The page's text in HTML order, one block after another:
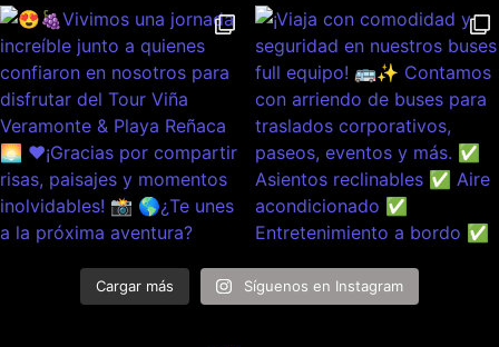
Cargar más Síguenos en Instagram